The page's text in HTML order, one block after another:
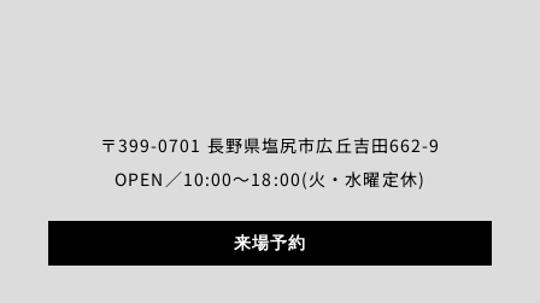
〒399-0701 長野県塩尻市広丘吉田662-9
OPEN／10:00～18:00(火・水曜定休)
来場予約